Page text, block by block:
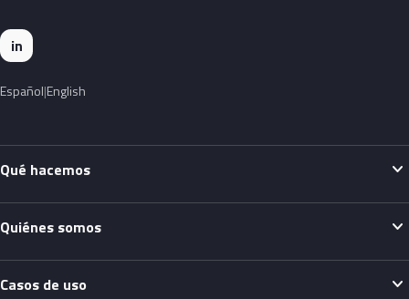
in
Español English
Qué hacemos expand_more
Quiénes somos expand_more
Casos de uso expand_more